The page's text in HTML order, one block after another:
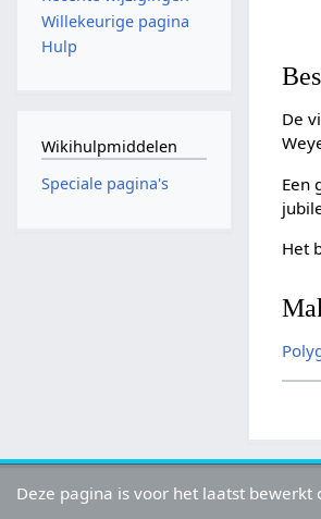
De
Een
Het
Willekeurige pagina
Hulp
Wikihulpmiddelen
Speciale pagina's
Deze pagina is voor het laatst bewerkt